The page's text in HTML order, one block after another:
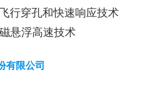
行穿孔和快速响应技术
悬浮高速技术
有限公司